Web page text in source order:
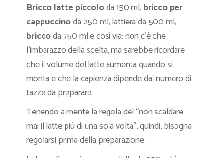
Bricco latte piccoloda 150 ml,briccoper
cappuccinoda 250 ml, lattiera da 500 ml,
briccoda 750 ml e così via: non c’è che
l’imbarazzo della scelta, ma sarebbe ricordare
che il volume del latte aumenta quando si
monta e che la capienza dipende dal numero di
tazze da preparare.
Tenendo a mente la regola del “non scaldare
mai il latte più di una sola volta”, quindi, bisogna
regolarsi prima della preparazione.